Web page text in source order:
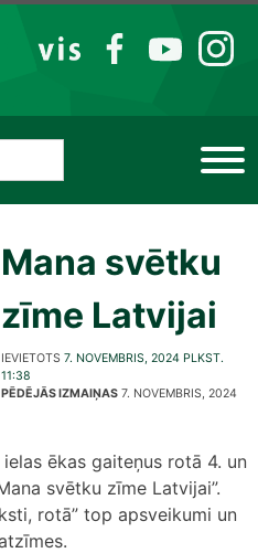
VIS
FB YT IG
Mana svētku
zīme Latvijai
IEVIETOTS 7. NOVEMBRIS, 2024 PLKST.
11:38
PĒDĒJĀS IZMAIŅAS 7. NOVEMBRIS, 2024
ēkas gaiteņus rotā 4. un
svētku zīme Latvijai”.
rotā” top apsveikumi un